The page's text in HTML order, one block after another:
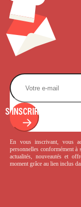
S'INSCRIRE
En vous inscrivant, vous
personnelles conformément à
actualités, nouveautés et
moment grâce au lien inclus